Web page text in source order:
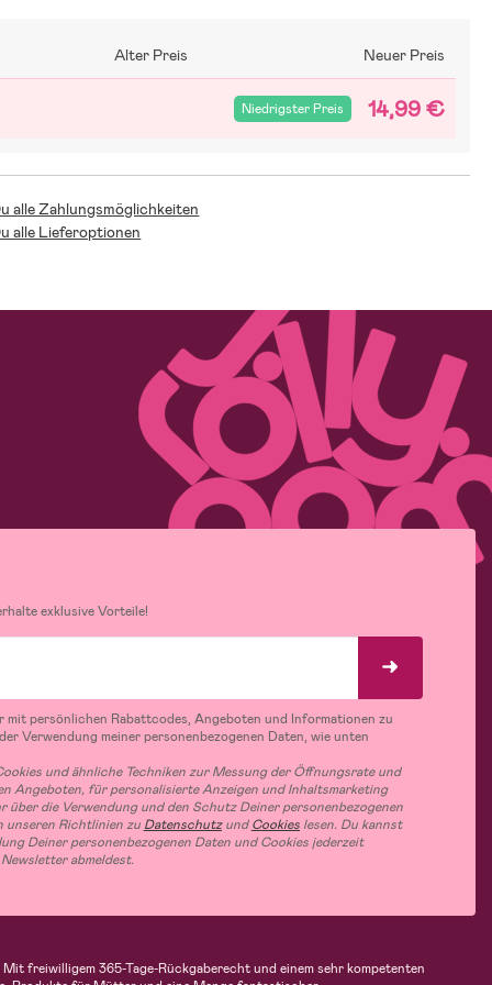
Alter Preis Neuer Preis
Niedrigster Preis 14,99 €
alle Zahlungsmöglichkeiten
alle Lieferoptionen
exklusive Vorteile!
mit persönlichen Rabattcodes, Angeboten und Informationen zu
Verwendung meiner personenbezogenen Daten, wie unten
und ähnliche Techniken zur Messung der Öffnungsrate und
Angeboten, für personalisierte Anzeigen und Inhaltsmarketing
über die Verwendung und den Schutz Deiner personenbezogenen
unseren Richtlinien zu DatenschutzundCookieslesen. Du kannst
Deiner personenbezogenen Daten und Cookies jederzeit
abmeldest.
freiwilligem 365-Tage-Rückgaberecht und einem sehr kompetenten